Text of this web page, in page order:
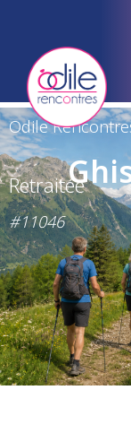
Odile
Retraitée
#11046